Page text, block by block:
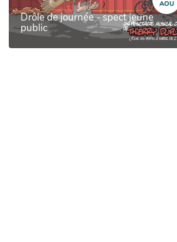
AOU
Drôle de journée - spect jeune
public